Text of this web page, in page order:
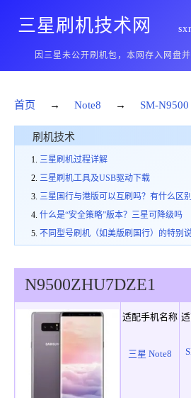
三星刷机技术网
因三星未公开刷机包，本网存入网盘
首页 → Note8 → SM-N9500
刷机技术
三星刷机过程详解
三星刷机工具及USB驱动下载
三星国行与港版可以互刷吗？有什么区别
什么是“安全策略”版本？三星可降级吗
不同型号刷机（如美版刷国行）的特别
N9500ZHU7DZE1
适配手机名称
三星 Note8